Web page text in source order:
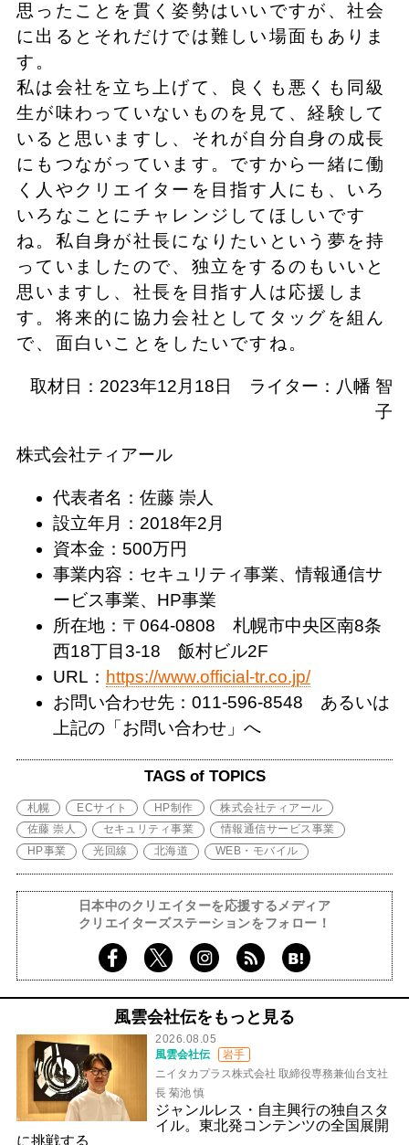
思ったことを貫く姿勢はいいですが、社会
に出るとそれだけでは難しい場面もありま
す。
私は会社を立ち上げて、良くも悪くも同級
生が味わっていないものを見て、経験して
いると思いますし、それが自分自身の成長
にもつながっています。ですから一緒に働
く人やクリエイターを目指す人にも、いろ
いろなことにチャレンジしてほしいです
ね。私自身が社長になりたいという夢を持
っていましたので、独立をするのもいいと
思いますし、社長を目指す人は応援しま
す。将来的に協力会社としてタッグを組ん
で、面白いことをしたいですね。
取材日：2023年12月18日 ライター：八幡 智
子
株式会社ティアール
代表者名：佐藤 崇人
設立年月：2018年2月
資本金：500万円
事業内容：セキュリティ事業、情報通信サ
ービス事業、HP事業
所在地：〒064-0808 札幌市中央区南8条
西18丁目3-18 飯村ビル2F
URL： https://www.official-tr.co.jp/
お問い合わせ先：011-596-8548 あるいは
上記の「お問い合わせ」へ
TAGS of TOPICS
札幌 ECサイト HP制作
株式会社ティアール
佐藤 崇人
セキュリティ事業
情報通信サービス事業
HP事業
光回線 北海道 WEB・モバイル
日本中のクリエイターを応援するメディア
クリエイターズステーションをフォロー！
風雲会社伝をもっと見る
2026.08.05
風雲会社伝
岩手
ニイタカプラス株式会社 取締役専務兼仙台支社
長 菊池 慎
ジャンルレス・自主興行の独自スタ
イル。東北発コンテンツの全国展開
に挑戦する